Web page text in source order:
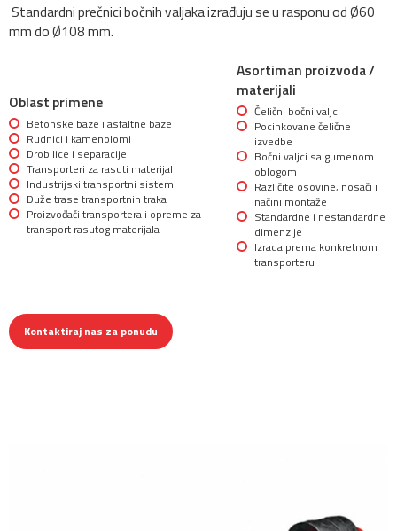
Standardni prečnici bočnih valjaka izrađuju se u rasponu od Ø60
mm do Ø108 mm.
Oblast primene
Betonske baze i asfaltne baze
Rudnici i kamenolomi
Drobilice i separacije
Transporteri za rasuti materijal
Industrijski transportni sistemi
Duže trase transportnih traka
Proizvođači transportera i opreme za
transport rasutog materijala
Asortiman proizvoda /
materijali
Čelični bočni valjci
Pocinkovane čelične
izvedbe
Bočni valjci sa gumenom
oblogom
Različite osovine, nosači i
načini montaže
Standardne i nestandardne
dimenzije
Izrada prema konkretnom
transporteru
Kontaktiraj nas za ponudu